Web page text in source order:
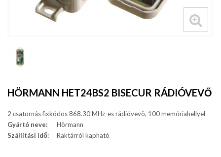
HÖRMANN HET24BS2 BISECUR RÁDIÓVEVŐ
2 csatornás fixkódos 868.30 MHz-es rádióvevõ, 100 memóriahellyel
Gyártó neve:
Hörmann
Szállítási idő:
Raktárról kapható